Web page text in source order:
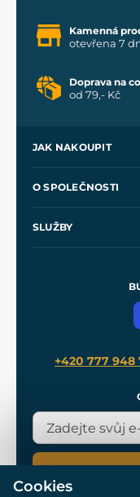
Kamenná
otevřena 7
Doprava na
od 79,- Kč
JAK NAKOUPIT
Velkoobchod
O SPOLEČNOSTI
SLUŽBY
Meče pro
+420 777 948
Cookies